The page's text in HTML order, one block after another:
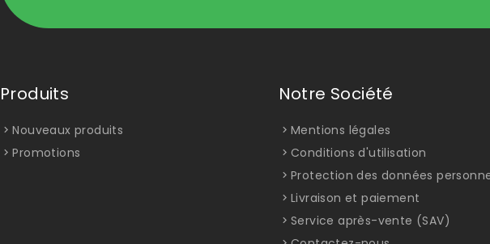
Produits
Nouveaux produits
Promotions
Notre Société
Mentions légales
Conditions d'utilisation
Protection des données
Livraison et paiement
Service après-vente (SAV)